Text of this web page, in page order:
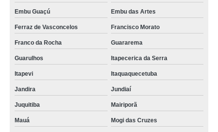
Embu Guaçú Embu das Artes
Ferraz de Vasconcelos Francisco Morato
Franco da Rocha Guararema
Guarulhos Itapecerica da Serra
Itapevi Itaquaquecetuba
Jandira Jundiaí
Juquitiba Mairiporã
Mauá Mogi das Cruzes